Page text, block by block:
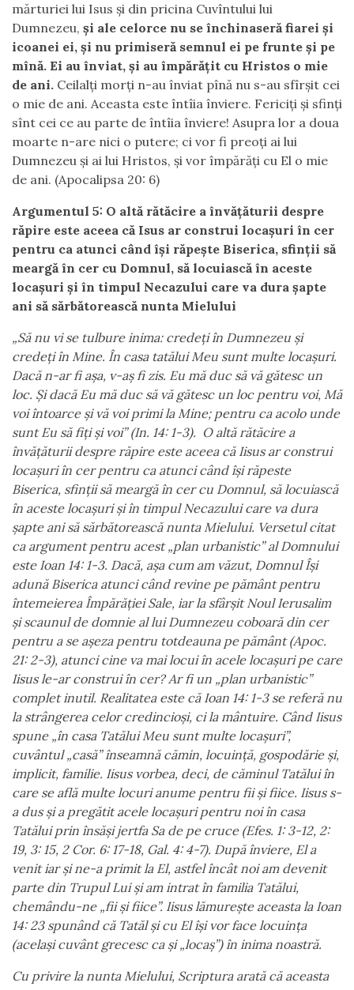
mărturiei lui Isus şi din pricina Cuvîntului lui
Dumnezeu, şi ale celorce nu se închinaseră fiarei şi
icoanei ei, şi nu primiseră semnul ei pe frunte şi pe
mînă. Ei au înviat, şi au împărăţit cu Hristos o mie
de ani. Ceilalţi morţi n-au înviat pînă nu s-au sfîrşit cei
o mie de ani. Aceasta este întîia înviere. Fericiţi şi sfinţi
sînt cei ce au parte de întîia înviere! Asupra lor a doua
moarte n-are nici o putere; ci vor fi preoţi ai lui
Dumnezeu şi ai lui Hristos, şi vor împărăţi cu El o mie
de ani. (Apocalipsa 20: 6)
Argumentul 5: O altă rătăcire a învățăturii despre
răpire este aceea că Isus ar construi locașuri în cer
pentru ca atunci când își răpește Biserica, sfinții să
meargă în cer cu Domnul, să locuiască în aceste
locașuri și în timpul Necazului care va dura șapte
ani să sărbătorească nunta Mielului
„Sănu vi se tulbure inima: credeți în Dumnezeu și
credeți în Mine. În casa tatălui Meu sunt multe locașuri.
Dacăn-ar fi așa, v-aș fi zis. Eu măduc săvăgătesc un
loc. Și dacăEu măduc săvăgătesc un loc pentru voi, Mă
voi întoarce și văvoi primi la Mine; pentru ca acolo unde
sunt Eu săfiți și voi” (In. 14: 1-3). O altărătăcire a
învățăturii despre răpire este aceea căIisus ar construi
locașuri în cer pentru ca atunci când își răpeste
Biserica, sfinții sămeargăîn cer cu Domnul, sălocuiască
în aceste locașuri și în timpul Necazului care va dura
șapte ani săsărbătoreascănunta Mielului. Versetul citat
ca argument pentru acest „plan urbanistic” al Domnului
este Ioan 14: 1-3. Dacă, așa cum am văzut, Domnul Își
adunăBiserica atunci când revine pe pământ pentru
întemeierea Împărăției Sale, iar la sfârșit Noul Ierusalim
și scaunul de domnie al lui Dumnezeu coboarădin cer
pentru a se așeza pentru totdeauna pe pământ (Apoc.
21: 2-3), atunci cine va mai locui în acele locașuri pe care
Iisus le-ar construi în cer? Ar fi un „plan urbanistic”
complet inutil. Realitatea este căIoan 14: 1-3 se referănu
la strângerea celor credincioși, ci la mântuire. Când Iisus
spune „în casa Tatălui Meu sunt multe locașuri”,
cuvântul „casă” înseamnăcămin, locuință, gospodărie și,
implicit, familie. Iisus vorbea, deci, de căminul Tatălui în
care se aflămulte locuri anume pentru fii și fiice. Iisus s-
a dus și a pregătit acele locașuri pentru noi în casa
Tatălui prin însăşi jertfa Sa de pe cruce (Efes. 1: 3-12, 2:
19, 3: 15, 2 Cor. 6: 17-18, Gal. 4: 4-7). Dupăînviere, El a
venit iar și ne-a primit la El, astfel încât noi am devenit
parte din Trupul Lui și am intrat în familia Tatălui,
chemându-ne „fii și fiice”. Iisus lămurește aceasta la Ioan
14: 23 spunând căTatăl și cu El își vor face locuința
(același cuvânt grecesc ca și „locaş”) în inima noastră.
Cu privire la nunta Mielului, Scriptura aratăcăaceasta